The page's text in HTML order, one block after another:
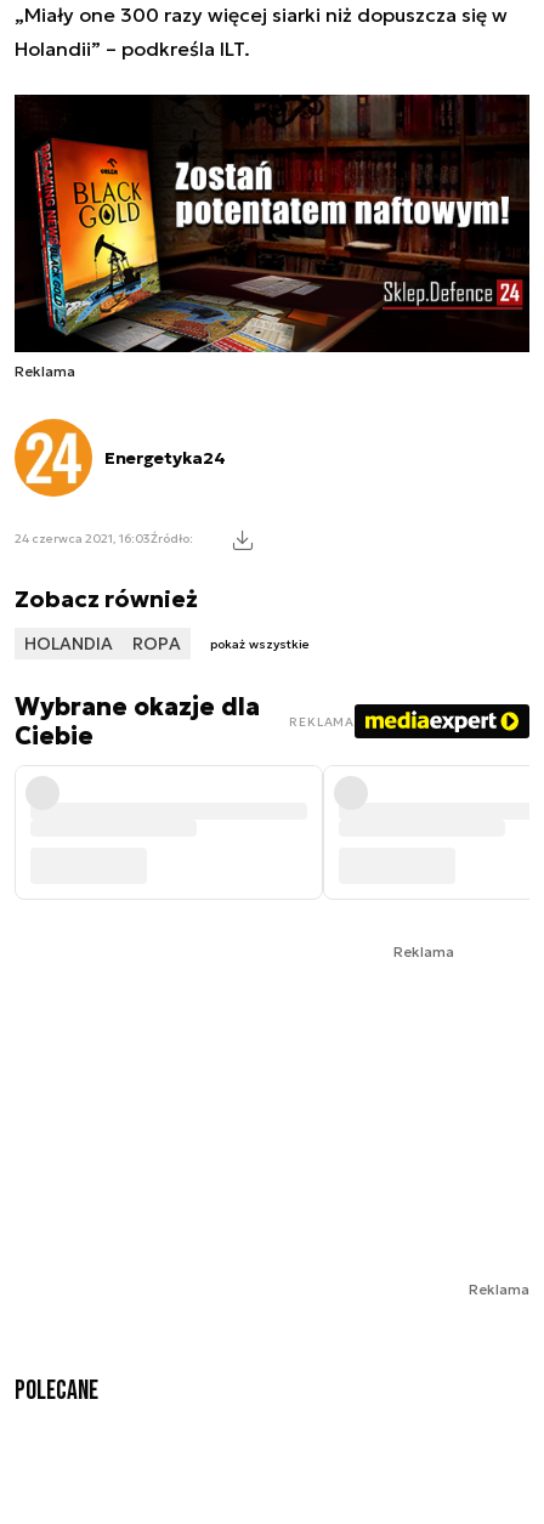
„Miały one 300 razy więcej siarki niż dopuszcza się w
Holandii” – podkreśla ILT.
Reklama
Energetyka24
24 czerwca 2021, 16:03Źródło:
Zobacz również
HOLANDIA ROPA pokaż wszystkie
Wybrane okazje dla
Ciebie
REKLAMA
Reklama
Reklama
Polecane